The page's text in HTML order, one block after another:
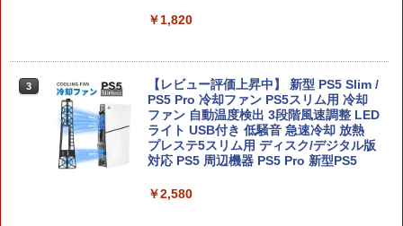
￥7,730
ELDEN RING Tarnished Edition 【Swit
ch2】 POT-P-AAF6C
￥7,757
￥1,820
3
【レビュー評価上昇中】 新型 PS5 Slim /
PS5 Pro 冷却ファン PS5スリム用 冷却
ファン 自動温度検出 3段階風速調整 LED
ライト USB付き 低騒音 急速冷却 放熱
プレステ5スリム用 ディスク/デジタル版
対応 PS5 周辺機器 PS5 Pro 新型PS5
￥2,580